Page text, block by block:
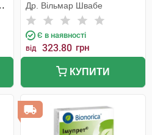
Др. Вільмар Швабе
Є в наявності
від 323.80 грн
КУПИТИ